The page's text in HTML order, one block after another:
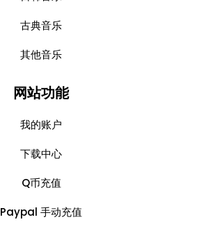
古典音乐
其他音乐
网站功能
我的账户
下载中心
Q币充值
Paypal 手动充值